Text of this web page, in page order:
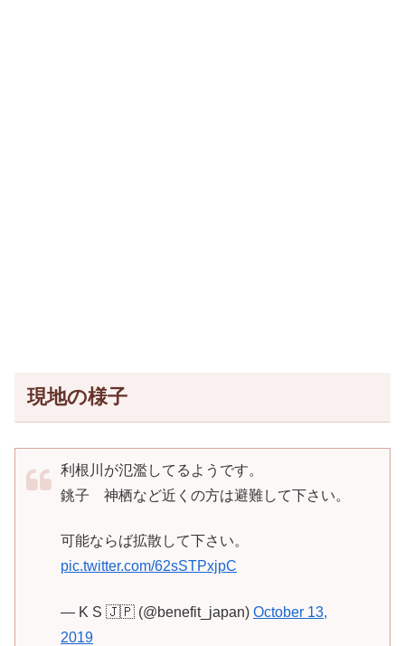
現地の様子
利根川が氾濫してるようです。
銚子 神栖など近くの方は避難して下さい。
可能ならば拡散して下さい。
pic.twitter.com/62sSTPxjpC
— K S 🇯🇵 (@benefit_japan) October 13,
2019